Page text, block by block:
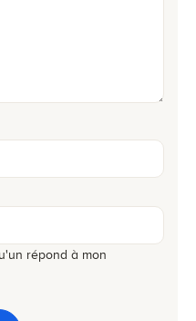
répond à mon